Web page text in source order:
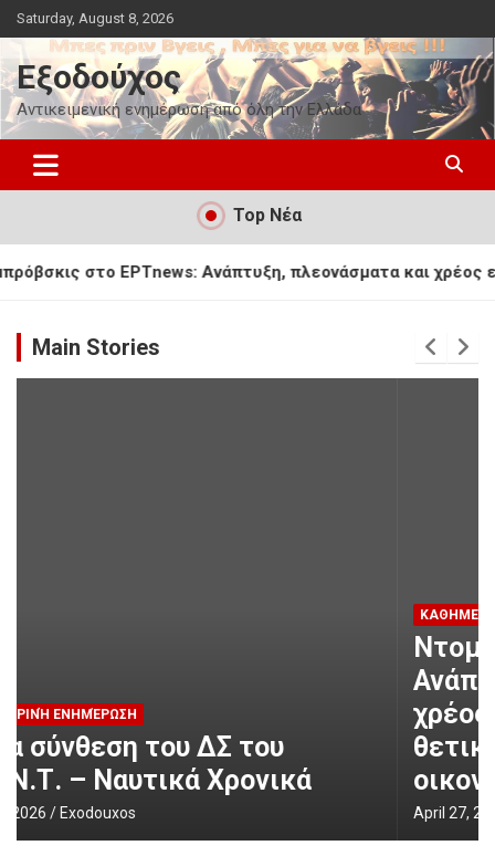
Skip
to
content
Saturday, August 8, 2026
Εξοδούχος
Αντικειμενική ενημέρωση από όλη την Ελλάδα
Top Νέα
στο ΕΡΤnews: Ανάπτυξη, πλεονάσματα και χρέος είναι
Main Stories
χρέος είναι το τρίπτυχο για τη
θετική πορεία της ελληνικής
οικονομίας – ertnews.gr
April 27, 2026